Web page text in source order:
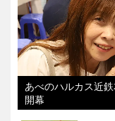
あべのハルカス近
開幕